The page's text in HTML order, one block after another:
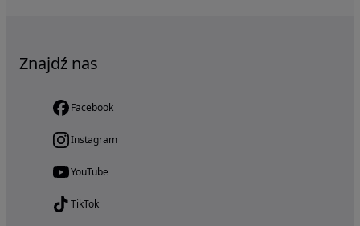
Znajdź nas
Facebook
Instagram
YouTube
TikTok